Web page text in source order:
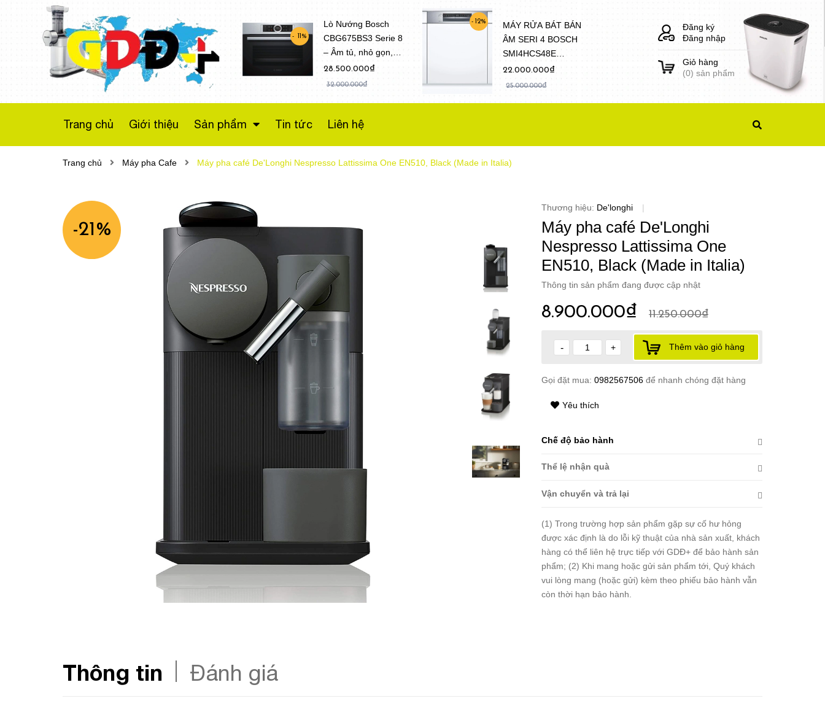
Máy sấy bơm nhiệt
Bosch WTX87M20
Series 8
Liên hệ
11%
Lò Nướng Bosch
CBG675BS3 Serie 8
– Âm tủ, nhỏ gọn,
Dung tích 47 Lít
28.500.000₫
32.000.000₫
12%
MÁY RỬA BÁT BÁN
ÂM SERI 4 BOSCH
SMI4HCS48E
(Model 2021)
22.000.000₫
25.000.000₫
Đăng ký
Đăng nhập
Giỏ hàng
(0) sản phẩm
Trang chủ Giới thiệu Sản phẩm Tin tức Liên hệ
Trang chủ Máy pha Cafe Máy pha café De'Longhi Nespresso Lattissima One EN510, Black (Made in Italia)
-21%
Thương hiệu: De'longhi |
Máy pha café De'Longhi
Nespresso Lattissima One
EN510, Black (Made in Italia)
Thông tin sản phẩm đang được cập nhật
8.900.000₫ 11.250.000₫
- + Thêm vào giỏ hàng
Gọi đặt mua: 0982567506 để nhanh chóng đặt hàng
Yêu thích
Chế độ bảo hành
Thể lệ nhận quà
Vận chuyển và trả lại
(1) Trong trường hợp sản phẩm gặp sự cố hư hỏng
được xác định là do lỗi kỹ thuật của nhà sản xuất, khách
hàng có thể liên hệ trực tiếp với GDĐ+ để bảo hành sản
phẩm; (2) Khi mang hoặc gửi sản phẩm tới, Quý khách
vui lòng mang (hoặc gửi) kèm theo phiếu bảo hành vẫn
còn thời hạn bảo hành.
Thông tin Đánh giá